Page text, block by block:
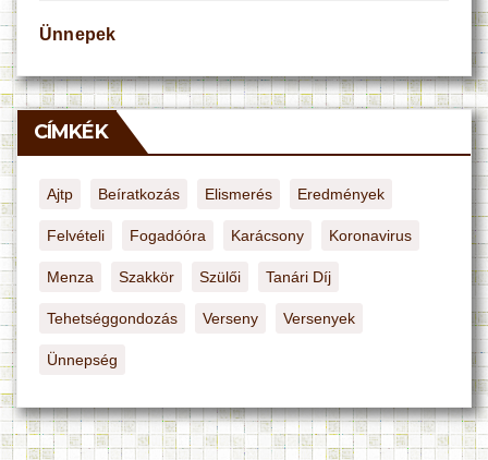
Ünnepek
CÍMKÉK
Ajtp Beíratkozás Elismerés Eredmények
Felvételi Fogadóóra Karácsony Koronavirus
Menza Szakkör Szülői Tanári Díj
Tehetséggondozás Verseny Versenyek
Ünnepség